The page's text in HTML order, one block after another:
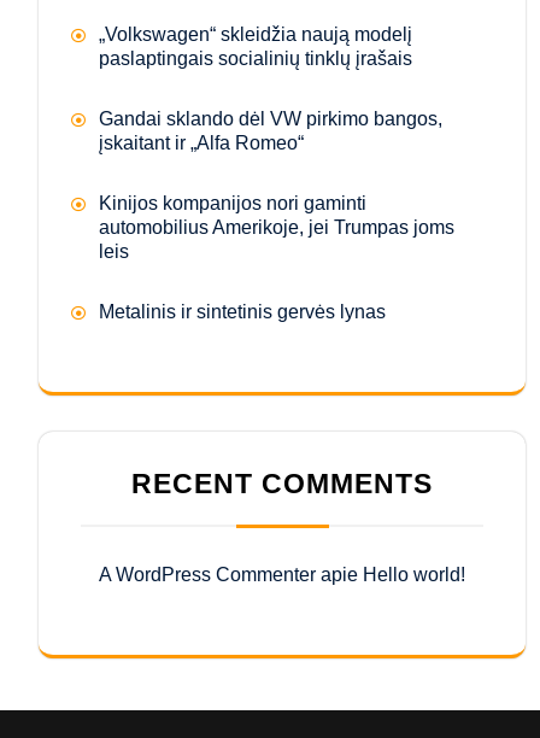
„Volkswagen“ skleidžia naują modelį
paslaptingais socialinių tinklų įrašais
Gandai sklando dėl VW pirkimo bangos,
įskaitant ir „Alfa Romeo“
Kinijos kompanijos nori gaminti
automobilius Amerikoje, jei Trumpas joms
leis
Metalinis ir sintetinis gervės lynas
RECENT COMMENTS
A WordPress Commenter apie Hello world!